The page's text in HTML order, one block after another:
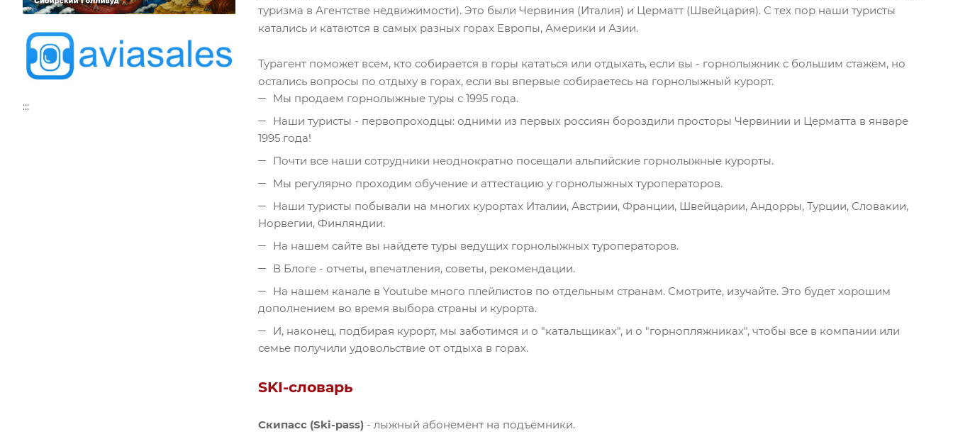
туризма в Агентстве недвижимости). Это были Червиния (Италия) и Церматт (Швейцария). С тех пор наши туристы
катались и катаются в самых разных горах Европы, Америки и Азии.
Турагент поможет всем, кто собирается в горы кататься или отдыхать, если вы - горнолыжник с большим стажем, но
остались вопросы по отдыху в горах, если вы впервые собираетесь на горнолыжный курорт.
Мы продаем горнолыжные туры с 1995 года.
Наши туристы - первопроходцы: одними из первых россиян бороздили просторы Червинии и Церматта в январе
1995 года!
Почти все наши сотрудники неоднократно посещали альпийские горнолыжные курорты.
Мы регулярно проходим обучение и аттестацию у горнолыжных туроператоров.
Наши туристы побывали на многих курортах Италии, Австрии, Франции, Швейцарии, Андорры, Турции, Словакии,
Норвегии, Финляндии.
На нашем сайте вы найдете туры ведущих горнолыжных туроператоров.
В Блоге - отчеты, впечатления, советы, рекомендации.
На нашем канале в Youtube много плейлистов по отдельным странам. Смотрите, изучайте. Это будет хорошим
дополнением во время выбора страны и курорта.
И, наконец, подбирая курорт, мы заботимся и о "катальщиках", и о "горнопляжниках", чтобы все в компании или
семье получили удовольствие от отдыха в горах.
SKI-словарь
Cкипасс (Ski-pass) - лыжный абонемент на подъёмники.
:::